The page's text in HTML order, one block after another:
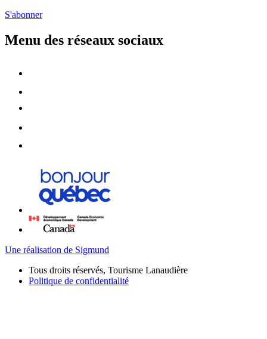
S'abonner
Menu des réseaux sociaux
Une réalisation de Sigmund
Tous droits réservés, Tourisme Lanaudière
Politique de confidentialité